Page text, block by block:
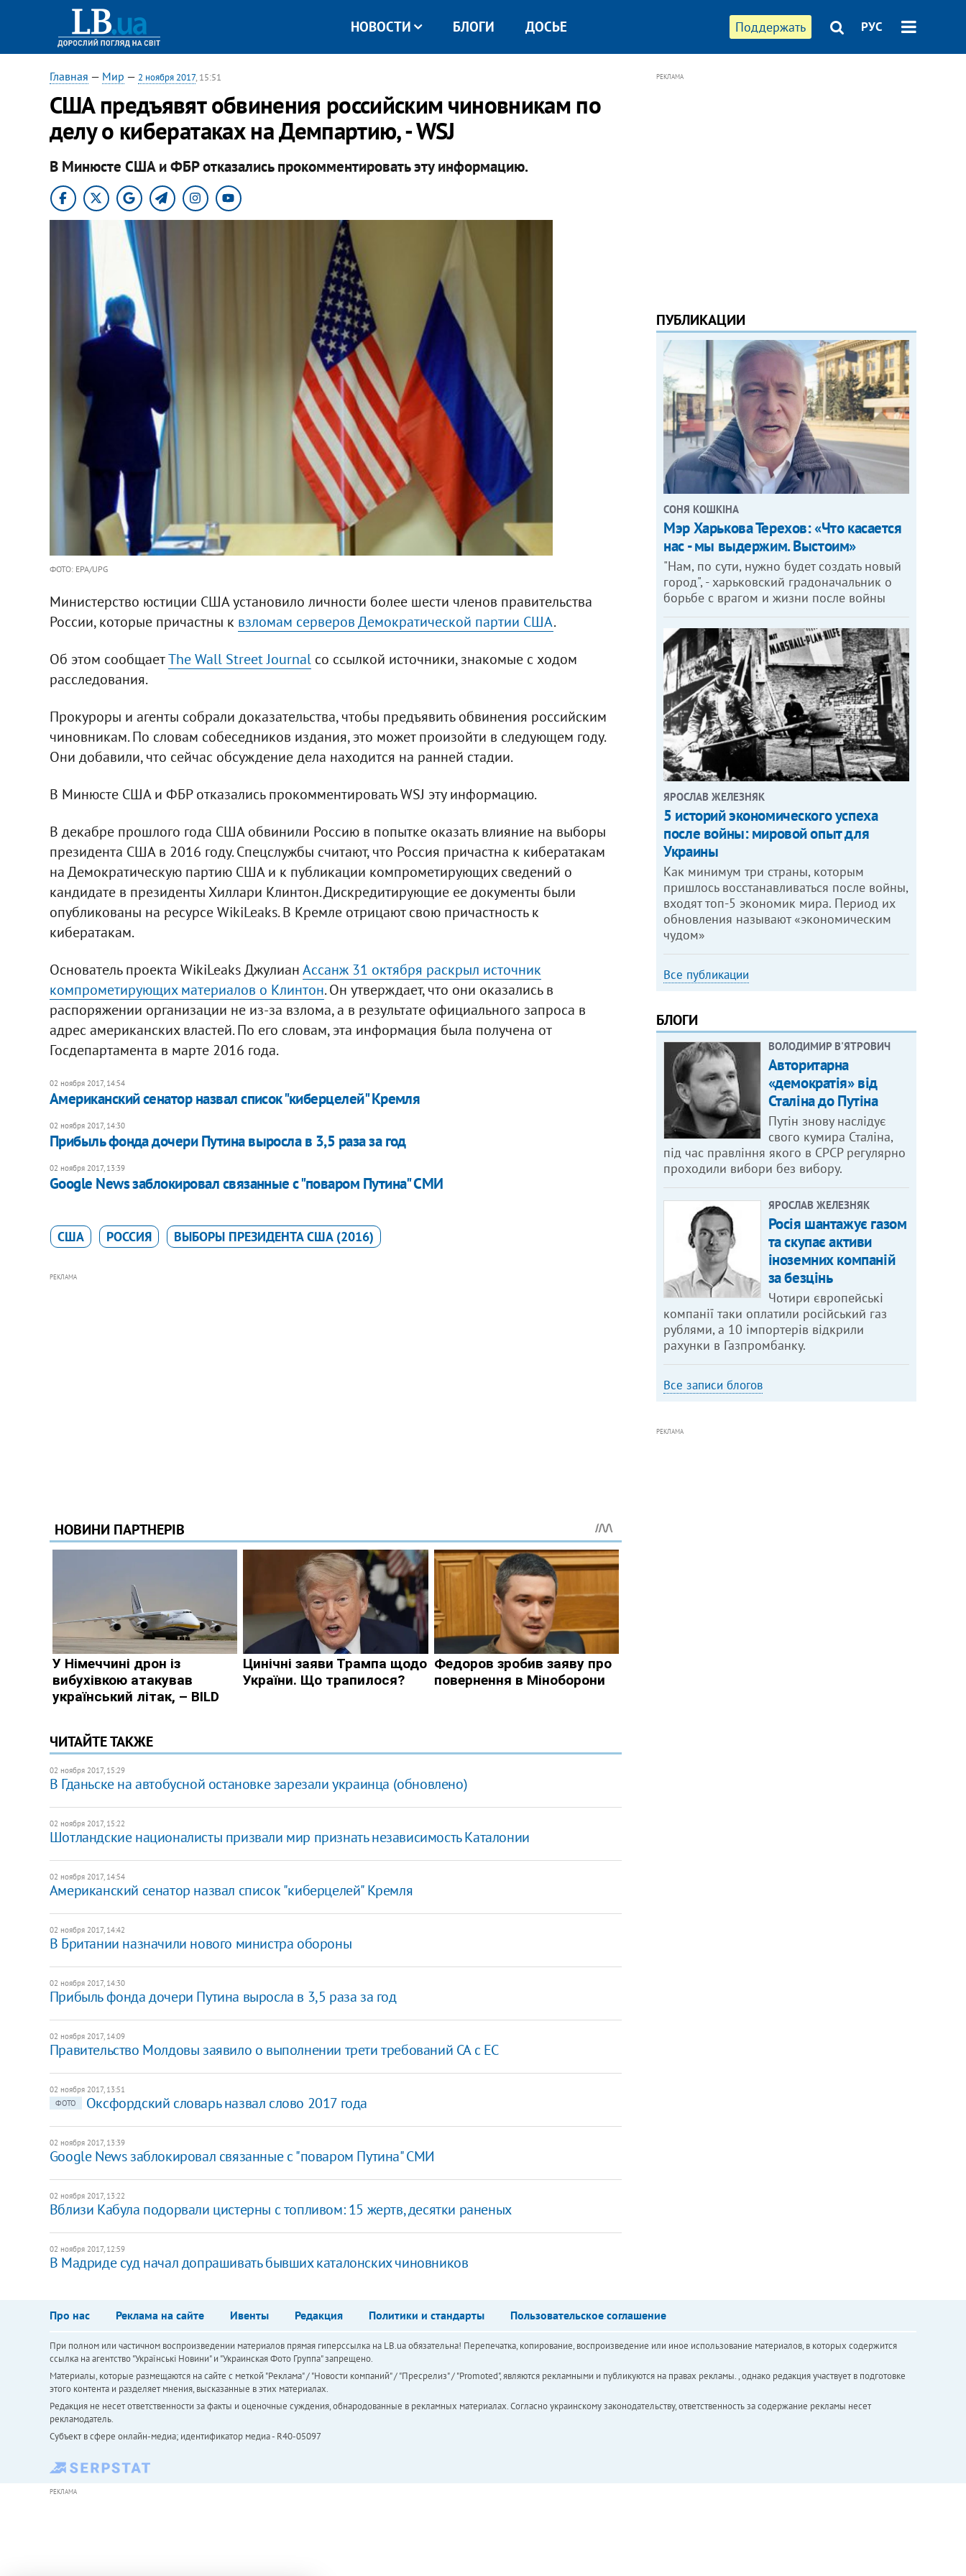
Поддержать РУС
НОВОСТИ БЛОГИ ДОСЬЕ
Главная — Мир — 2 ноября 2017, 15:51
США предъявят обвинения российским чиновникам по
делу о кибератаках на Демпартию, - WSJ
В Минюсте США и ФБР отказались прокомментировать эту информацию.
ФОТО: EPA/UPG
Министерство юстиции США установило личности более шести членов правительства
России, которые причастны к взломам серверов Демократической партии США.
Об этом сообщаетThe Wall Street Journalсо ссылкой источники, знакомые с ходом
расследования.
Прокуроры и агенты собрали доказательства, чтобы предъявить обвинения российским
чиновникам. По словам собеседников издания, это может произойти в следующем году.
Они добавили, что сейчас обсуждение дела находится на ранней стадии.
В Минюсте США и ФБР отказались прокомментировать WSJ эту информацию.
В декабре прошлого года США обвинили Россию в попытке оказать влияние на выборы
президента США в 2016 году. Спецслужбы считают, что Россия причастна к кибератакам
на Демократическую партию США и к публикации компрометирующих сведений о
кандидате в президенты Хиллари Клинтон. Дискредитирующие ее документы были
опубликованы на ресурсе WikiLeaks. В Кремле отрицают свою причастность к
кибератакам.
Основатель проекта WikiLeaks ДжулианАссанж 31 октября раскрыл источник
компрометирующих материалов о Клинтон. Он утверждает, что они оказались в
распоряжении организации не из-за взлома, а в результате официального запроса в
адрес американских властей. По его словам, эта информация была получена от
Госдепартамента в марте 2016 года.
02 ноября 2017, 14:54
Американский сенатор назвал список "киберцелей" Кремля
02 ноября 2017, 14:30
Прибыль фонда дочери Путина выросла в 3,5 раза за год
02 ноября 2017, 13:39
Google News заблокировал связанные с "поваром Путина" СМИ
США РОССИЯ ВЫБОРЫ ПРЕЗИДЕНТА США (2016)
РЕКЛАМА
ЧИТАЙТЕ ТАКЖЕ
02 ноября 2017, 15:29
В Гданьске на автобусной остановке зарезали украинца (обновлено)
02 ноября 2017, 15:22
Шотландские националисты призвали мир признать независимость Каталонии
02 ноября 2017, 14:54
Американский сенатор назвал список "киберцелей" Кремля
02 ноября 2017, 14:42
В Британии назначили нового министра обороны
02 ноября 2017, 14:30
Прибыль фонда дочери Путина выросла в 3,5 раза за год
02 ноября 2017, 14:09
Правительство Молдовы заявило о выполнении трети требований СА с ЕС
02 ноября 2017, 13:51
ФОТО
Оксфордский словарь назвал слово 2017 года
02 ноября 2017, 13:39
Google News заблокировал связанные с "поваром Путина" СМИ
02 ноября 2017, 13:22
Вблизи Кабула подорвали цистерны с топливом: 15 жертв, десятки раненых
02 ноября 2017, 12:59
В Мадриде суд начал допрашивать бывших каталонских чиновников
РЕКЛАМА
ПУБЛИКАЦИИ
СОНЯ КОШКІНА
Мэр Харькова Терехов: «Что касается
нас - мы выдержим. Выстоим»
"Нам, по сути, нужно будет создать новый
город", - харьковский градоначальник о
борьбе с врагом и жизни после войны
ЯРОСЛАВ ЖЕЛЕЗНЯК
5 историй экономического успеха
после войны: мировой опыт для
Украины
Как минимум три страны, которым
пришлось восстанавливаться после войны,
входят топ-5 экономик мира. Период их
обновления называют «экономическим
чудом»
Все публикации
БЛОГИ
ВОЛОДИМИР В'ЯТРОВИЧ
Авторитарна
«демократія» від
Сталіна до Путіна
Путін знову наслідує
свого кумира Сталіна,
під час правління якого в СРСР регулярно
проходили вибори без вибору.
ЯРОСЛАВ ЖЕЛЕЗНЯК
Росія шантажує газом
та скупає активи
іноземних компаній
за безцінь
Чотири європейські
компанії таки оплатили російський газ
рублями, а 10 імпортерів відкрили
рахунки в Газпромбанку.
Все записи блогов
РЕКЛАМА
Про нас Реклама на сайте Ивенты Редакция Политики и стандарты Пользовательское соглашение
При полном или частичном воспроизведении материалов прямая гиперссылка на LB.ua обязательна! Перепечатка, копирование, воспроизведение или иное использование материалов, в которых содержится
ссылка на агентство "Українськi Новини" и "Украинская Фото Группа" запрещено.
Материалы, которые размещаются на сайте с меткой "Реклама" / "Новости компаний" / "Пресрелиз" / "Promoted", являются рекламными и публикуются на правах рекламы. , однако редакция участвует в подготовке
этого контента и разделяет мнения, высказанные в этих материалах.
Редакция не несет ответственности за факты и оценочные суждения, обнародованные в рекламных материалах. Согласно украинскому законодательству, ответственность за содержание рекламы несет
рекламодатель.
Субъект в сфере онлайн-медиа; идентификатор медиа - R40-05097
РЕКЛАМА